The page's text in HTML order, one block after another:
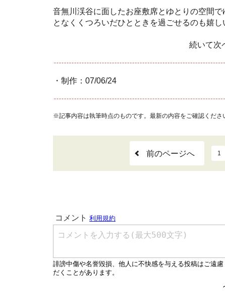
音無川渓谷に面したお座敷席とゆとりの空間
となくくつろいだひとときを過ごせるのも嬉し
続いて次
・制作：07/06/24
※記事内容は執筆時点のものです。最新の内容をご確認くださ
前のページへ 1